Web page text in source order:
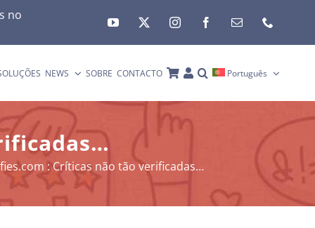
no
NEWS SOBRE CONTACTO Português
: Críticas não tão verificadas…